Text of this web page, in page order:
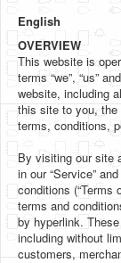
English
OVERVIEW
This website is
terms “we”, “us”
website, including
this site to you, the
terms, conditions,
By visiting our site
in our “Service”
conditions (“Terms
terms and
by hyperlink.
including without
customers,